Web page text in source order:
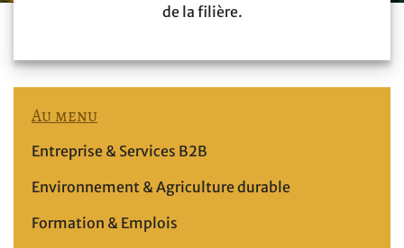
de la filière.
Au menu
Entreprise & Services B2B
Environnement & Agriculture durable
Formation & Emplois